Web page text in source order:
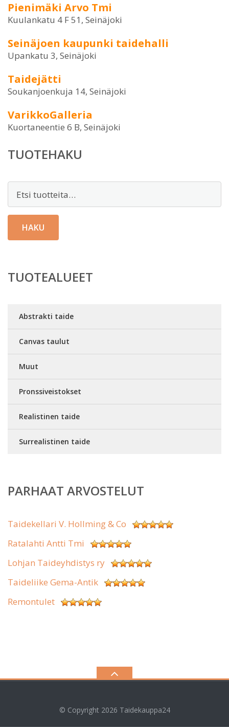
Pienimäki Arvo Tmi
Kuulankatu 4 F 51, Seinäjoki
Seinäjoen kaupunki taidehalli
Upankatu 3, Seinäjoki
Taidejätti
Soukanjoenkuja 14, Seinäjoki
VarikkoGalleria
Kuortaneentie 6 B, Seinäjoki
TUOTEHAKU
HAKU
TUOTEALUEET
Abstrakti taide
Canvas taulut
Muut
Pronssiveistokset
Realistinen taide
Surrealistinen taide
PARHAAT ARVOSTELUT
Taidekellari V. Hollming & Co
Ratalahti Antti Tmi
Lohjan Taideyhdistys ry
Taideliike Gema-Antik
Remontulet
© Copyright 2026 Taidekauppa24